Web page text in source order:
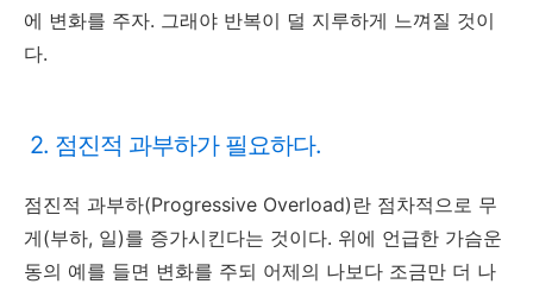
에 변화를 주자. 그래야 반복이 덜 지루하게 느껴질 것이
다.
2. 점진적 과부하가 필요하다.
점진적 과부하(Progressive Overload)란 점차적으로 무
게(부하, 일)를 증가시킨다는 것이다. 위에 언급한 가슴운
동의 예를 들면 변화를 주되 어제의 나보다 조금만 더 나